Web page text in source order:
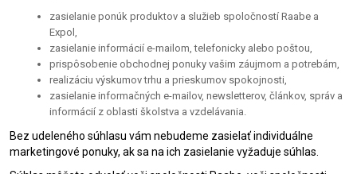
zasielanie ponúk produktov a služieb spoločností Raabe a
Expol,
zasielanie informácií e-mailom, telefonicky alebo poštou,
prispôsobenie obchodnej ponuky vašim záujmom a potrebám,
realizáciu výskumov trhu a prieskumov spokojnosti,
zasielanie informačných e-mailov, newsletterov, článkov, správ a
informácií z oblasti školstva a vzdelávania.
Bez udeleného súhlasu vám nebudeme zasielať individuálne
marketingové ponuky, ak sa na ich zasielanie vyžaduje súhlas.